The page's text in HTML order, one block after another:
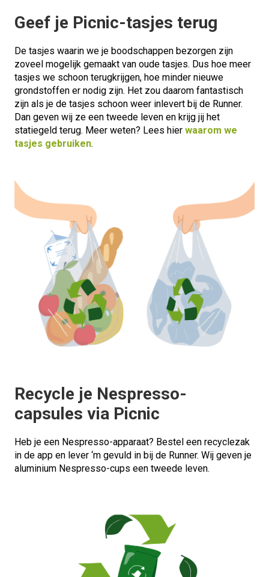
Geef je Picnic-tasjes terug
De tasjes waarin we je boodschappen bezorgen zijn
zoveel mogelijk gemaakt van oude tasjes. Dus hoe meer
tasjes we schoon terugkrijgen, hoe minder nieuwe
grondstoffen er nodig zijn. Het zou daarom fantastisch
zijn als je de tasjes schoon weer inlevert bij de Runner.
Dan geven wij ze een tweede leven en krijg jij het
statiegeld terug. Meer weten? Lees hier waarom we
tasjes gebruiken.
Recycle je Nespresso-
capsules via Picnic
Heb je een Nespresso-apparaat? Bestel een recyclezak
in de app en lever ‘m gevuld in bij de Runner. Wij geven je
aluminium Nespresso-cups een tweede leven.